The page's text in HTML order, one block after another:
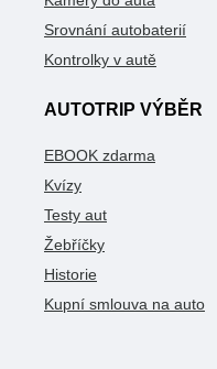
Srovnání autobaterií
Kontrolky v autě
AUTOTRIP VÝBĚR
EBOOK zdarma
Kvízy
Testy aut
Žebříčky
Historie
Kupní smlouva na auto